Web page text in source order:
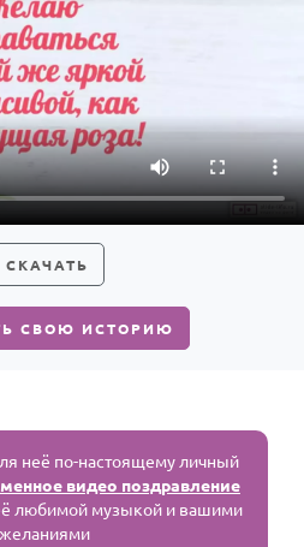
СКАЧАТЬ
СВОЮ ИСТОРИЮ
неё по-настоящему личный
видео поздравление
любимой музыкой и вашими